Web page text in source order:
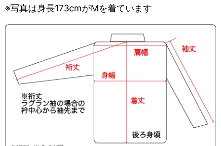
※写真は身長173cmがMを着ています